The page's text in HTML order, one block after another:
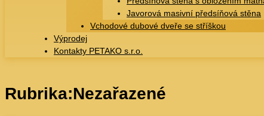
Javorová masivní předsíňová stěna
Vchodové dubové dveře se stříškou
Výprodej
Kontakty PETAKO s.r.o.
Rubrika:Nezařazené